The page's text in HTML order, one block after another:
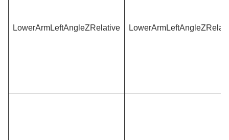
LowerArmLeftAngleZRelative